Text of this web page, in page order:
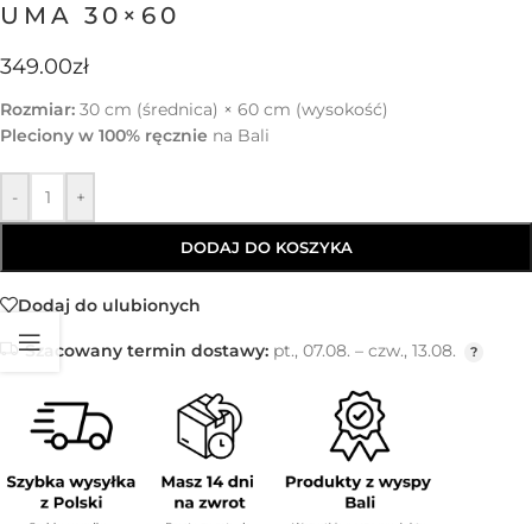
UMA 30×60
349.00zł
Rozmiar: 30 cm (średnica) × 60 cm (wysokość)
Pleciony w 100% ręcznie na Bali
- +
DODAJ DO KOSZYKA
Dodaj do ulubionych
Szacowany termin dostawy: pt., 07.08. – czw., 13.08.